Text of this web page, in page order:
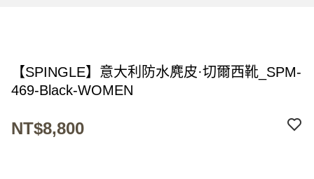
【SPINGLE】意大利防水麂皮·切爾西靴_SPM-
469-Black-WOMEN
NT$8,800